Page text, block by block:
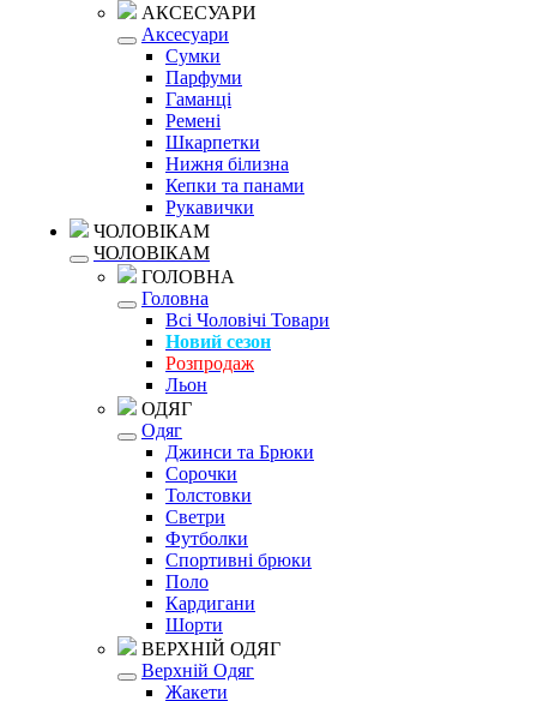
АКСЕСУАРИ
Аксесуари
Сумки
Парфуми
Гаманці
Ремені
Шкарпетки
Нижня білизна
Кепки та панами
Рукавички
ЧОЛОВІКАМ
ЧОЛОВІКАМ
ГОЛОВНА
Головна
Всі Чоловічі Товари
Новий сезон
Розпродаж
Льон
ОДЯГ
Одяг
Джинси та Брюки
Сорочки
Толстовки
Светри
Футболки
Спортивні брюки
Поло
Кардигани
Шорти
ВЕРХНІЙ ОДЯГ
Верхній Одяг
Жакети